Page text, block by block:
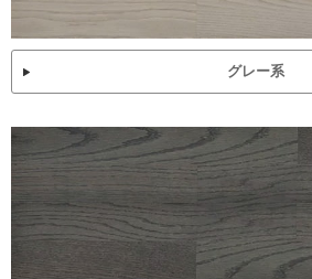
グレー系